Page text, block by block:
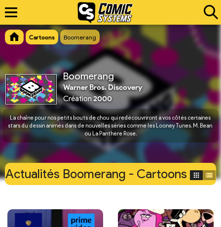
Cartoons Boomerang
Boomerang
Warner Bros. Discovery
Création 2000
La chaîne pour nos petits bouts de chou qui redécouvriront à vos côtés certaines
stars du dessin animés dans de nouvelles séries comme les Looney Tunes, M. Bean
ou La Panthère Rose.
Actualités Boomerang - Cartoons